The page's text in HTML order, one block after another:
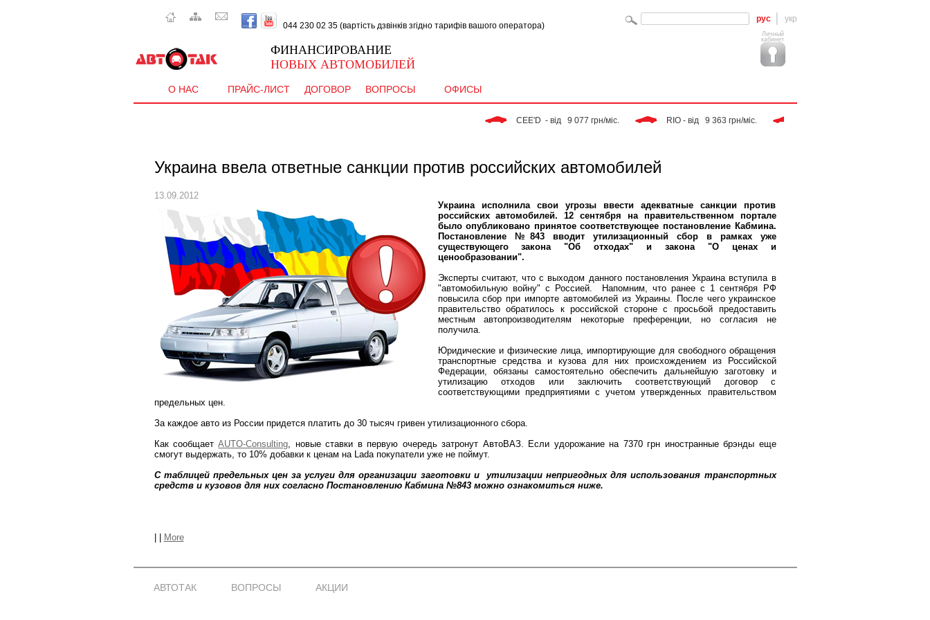
044 230 02 35 (вартість дзвінків згідно тарифів вашого оператора)
рус укр
ФИНАНСИРОВАНИЕ
НОВЫХ АВТОМОБИЛЕЙ
Личный
кабинет
О НАС ПРАЙС-ЛИСТ ДОГОВОР ВОПРОСЫ ОФИСЫ
CEE'D  - від   9 077 грн/міс. RIO - від   9 363 грн/міс.
Украина ввела ответные санкции против российских автомобилей
13.09.2012
Украина исполнила свои угрозы ввести адекватные санкции против
российских автомобилей. 12 сентября на правительственном портале
было опубликовано принятое соответствующее постановление Кабмина.
Постановление №843 вводит утилизационный сбор в рамках уже
существующего закона "Об отходах" и закона "О ценах и
ценообразовании".
Эксперты считают, что с выходом данного постановления Украина вступила в
"автомобильную войну" с Россией. Напомним, что ранее с 1 сентября РФ
повысила сбор при импорте автомобилей из Украины. После чего украинское
правительство обратилось к российской стороне с просьбой предоставить
местным автопроизводителям некоторые преференции, но согласия не
получила.
Юридические и физические лица, импортирующие для свободного обращения
транспортные средства и кузова для них происхождением из Российской
Федерации, обязаны самостоятельно обеспечить дальнейшую заготовку и
утилизацию отходов или заключить соответствующий договор с
соответствующими предприятиями с учетом утвержденных правительством
предельных цен.
За каждое авто из России придется платить до 30 тысяч гривен утилизационного сбора.
Как сообщаетAUTO-Consulting , новые ставки в первую очередь затронут АвтоВАЗ. Если удорожание на 7370 грн иностранные брэнды еще
смогут выдержать, то 10% добавки к ценам на Lada покупатели уже не поймут.
С таблицей предельных цен за услуги для организации заготовки и утилизации непригодных для использования транспортных
средств и кузовов для них согласно Постановлению Кабмина №843 можно ознакомиться ниже.
More
АВТОТАК ВОПРОСЫ АКЦИИ